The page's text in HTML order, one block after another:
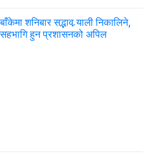
बाँकेमा शनिबार सद्भाव र्‍याली निकालिने,
सहभागि हुन प्रशासनको अपिल